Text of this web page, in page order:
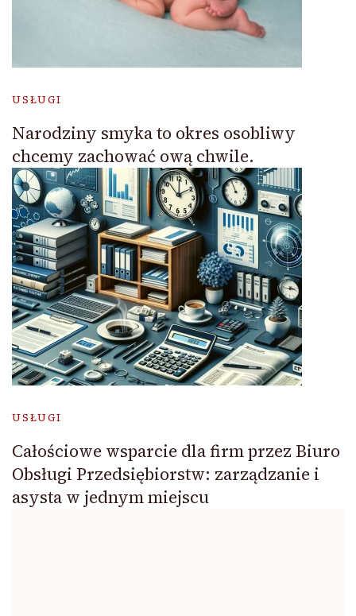
USŁUGI
Narodziny smyka to okres osobliwy
chcemy zachować ową chwile.
USŁUGI
Całościowe wsparcie dla firm przez Biuro
Obsługi Przedsiębiorstw: zarządzanie i
asysta w jednym miejscu